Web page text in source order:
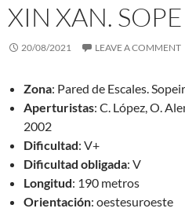
XIN XAN.
20/08/2021 LEAVE A COMMENT
Zona: Pared de Escales.
Aperturistas: C. López, O.
2002
Dificultad: V+
Dificultad obligada: V
Longitud: 190 metros
Orientación: oestesuroeste